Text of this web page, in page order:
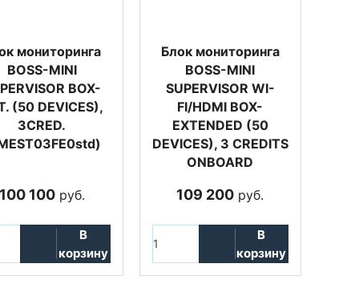
мониторинга
BOSS-MINI
BOX-
(50 DEVICES),
3CRED.
100 100руб.
В
корзину
Блок мониторинга
BOSS-MINI
SUPERVISOR WI-
FI/HDMI BOX-
EXTENDED (50
DEVICES), 3 CREDITS
ONBOARD
109 200 руб.
В
корзину